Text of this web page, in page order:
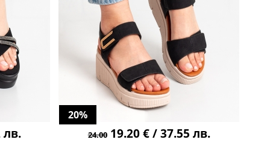
лв.
20%
24.0019.20 € / 37.55 лв.